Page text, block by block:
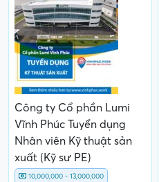
Công ty Cổ phần Lumi
Vĩnh Phúc Tuyển dụng
Nhân viên Kỹ thuật sản
xuất (Kỹ sư PE)
10,000,000 - 13,000,000